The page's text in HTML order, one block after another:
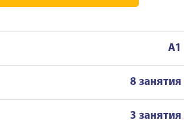
A1
8 занятия
3 занятия